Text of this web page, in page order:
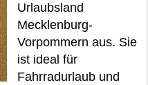
Urlaubsland
Mecklenburg-
Vorpommern aus. Sie
ist ideal für
Fahrradurlaub und